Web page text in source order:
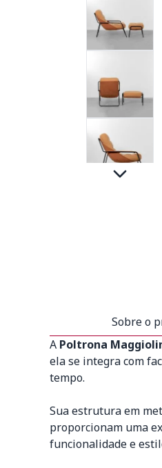
Sobre o
A Poltrona
ela se integra com
tempo.
Sua estrutura em
proporcionam uma
funcionalidade e